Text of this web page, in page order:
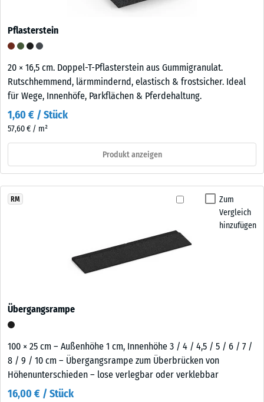
Pflasterstein
20 × 16,5 cm. Doppel-T-Pflasterstein aus Gummigranulat.
Rutschhemmend, lärmmindernd, elastisch & frostsicher. Ideal
für Wege, Innenhöfe, Parkflächen & Pferdehaltung.
1,60 € / Stück
57,60 € / m²
Produkt anzeigen
Zum
Vergleich
hinzufügen
RM
Übergangsrampe
100 × 25 cm – Außenhöhe 1 cm, Innenhöhe 3 / 4 / 4,5 / 5 / 6 / 7 /
8 / 9 / 10 cm – Übergangsrampe zum Überbrücken von
Höhenunterschieden – lose verlegbar oder verklebbar
16,00 € / Stück